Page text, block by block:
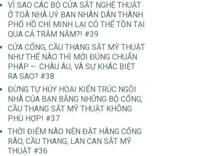
VÌ SAO CÁC BỘ CỬA SẮT NGHỆ THUẬT
Ở TOÀ NHÀ UỶ BAN NHÂN DÂN THÀNH
PHỐ HỒ CHÍ MINH LẠI CÓ THỂ TỒN TẠI
QUA CẢ TRĂM NĂM?! #39
CỬA CỔNG, CẦU THANG SẮT MỸ THUẬT
NHƯ THẾ NÀO THÌ MỚI ĐÚNG CHUẨN
PHÁP – CHÂU ÂU, VÀ SỰ KHÁC BIỆT
RA SAO? #38
ĐỪNG TỰ HỦY HOẠI KIẾN TRÚC NGÔI
NHÀ CỦA BẠN BẰNG NHỮNG BỘ CỔNG,
CẦU THANG SẮT MỸ THUẬT KHÔNG
PHÙ HỢP! #37
THỜI ĐIỂM NÀO NÊN ĐẶT HÀNG CỔNG
RÀO, CẦU THANG, LAN CAN SẮT MỸ
THUẬT #36